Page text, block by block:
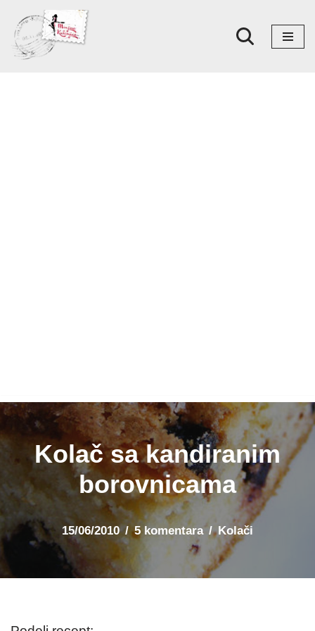
Skoči
na
Kolač sa kandiranim
borovnicama
15/06/2010 5 komentara Kolači